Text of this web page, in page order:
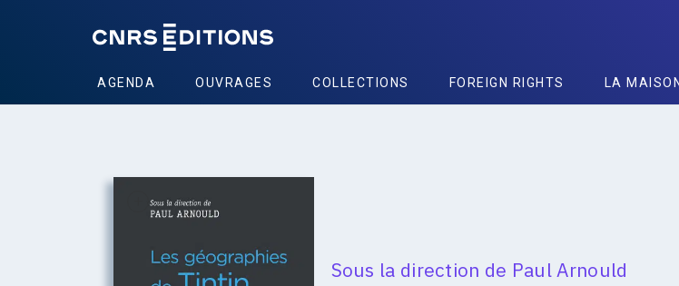
AGENDA OUVRAGES COLLECTIONS FOREIGN RIGHTS LA MAISON
Sous la direction de Paul Arnould